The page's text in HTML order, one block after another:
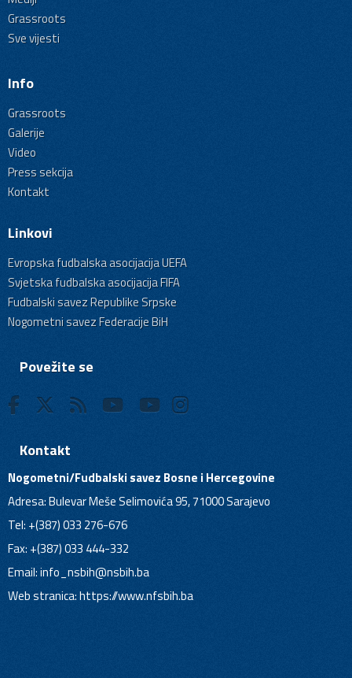
Grassroots
Sve vijesti
Info
Grassroots
Galerije
Video
Press sekcija
Kontakt
Linkovi
Evropska fudbalska asocijacija UEFA
Svjetska fudbalska asocijacija FIFA
Fudbalski savez Republike Srpske
Nogometni savez Federacije BiH
Povežite se
Kontakt
Nogometni/Fudbalski savez Bosne i Hercegovine
Adresa: Bulevar Meše Selimovića 95, 71000 Sarajevo
Tel: +(387) 033 276-676
Fax: +(387) 033 444-332
Email:info_nsbih@nsbih.ba
Web stranica: https://www.nfsbih.ba